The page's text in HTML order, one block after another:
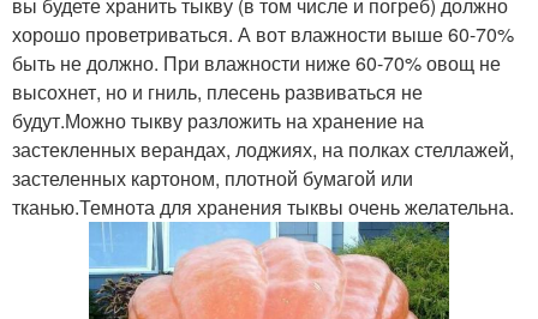
хорошо проветриваться. А вот влажности выше 60-70%
быть не должно. При влажности ниже 60-70% овощ не
высохнет, но и гниль, плесень развиваться не
будут.Можно тыкву разложить на хранение на
застекленных верандах, лоджиях, на полках стеллажей,
застеленных картоном, плотной бумагой или
тканью.Темнота для хранения тыквы очень желательна.